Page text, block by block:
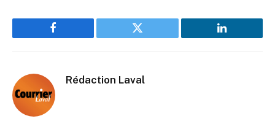
Facebook Twitter LinkedIn
Rédaction Laval